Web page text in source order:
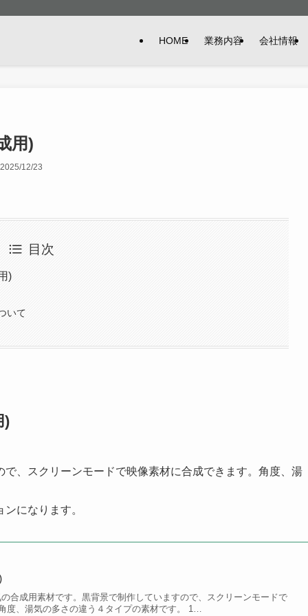
HOME 業務内容 会社情報
用)
2025/12/23
目次
)
いて
)
、スクリーンモードで映像素材に合成できます。角度、湯
になります。
合成用素材です。黒背景で制作していますので、スクリーンモードで
度、湯気の多さの違う４タイプの素材です。 1…